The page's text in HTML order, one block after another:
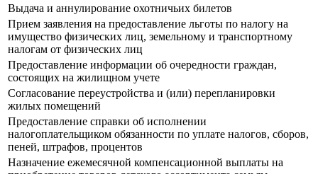
Выдача и аннулирование охотничьих билетов
Прием заявления на предоставление льготы по налогу на
имущество физических лиц, земельному и транспортному
налогам от физических лиц
Предоставление информации об очередности граждан,
состоящих на жилищном учете
Согласование переустройства и (или) перепланировки
жилых помещений
Предоставление справки об исполнении
налогоплательщиком обязанности по уплате налогов, сборов,
пеней, штрафов, процентов
Назначение ежемесячной компенсационной выплаты на